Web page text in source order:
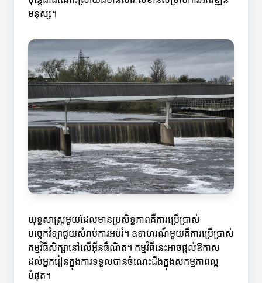
មនុស្ស។
យុទ្ធសាស្ត្រមួយដែលមានប្រសិទ្ធភាពគឺការប្រើប្រាស់
បច្ចេកវិទ្យាជួយសំរាប់ការអប់រំ។ ឧទាហរណ៍មួយគឺការប្រើប្រាស់
កម្មវិធីសិក្សានៅលើអ៊ីនធឺណិត។ កម្មវិធីនេះអាចផ្តល់ឱកាស
ដល់អ្នករៀនក្នុងការទទួលបានចំណេះដឹងក្នុងសកម្មភាពល្អ
បំផុត។